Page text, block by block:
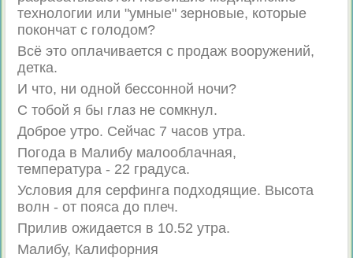
технологии или "умные" зерновые, которые
покончат с голодом?
Всё это оплачивается с продаж вооружений,
детка.
И что, ни одной бессонной ночи?
С тобой я бы глаз не сомкнул.
Доброе утро. Сейчас 7 часов утра.
Погода в Малибу малооблачная,
температура - 22 градуса.
Условия для серфинга подходящие. Высота
волн - от пояса до плеч.
Прилив ожидается в 10.52 утра.
Малибу, Калифорния